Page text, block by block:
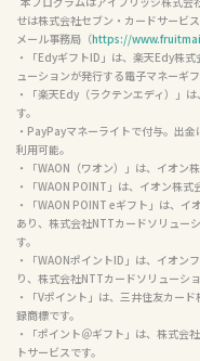
せは株式会社セブン・カードサービ
メール事務局（https://
・「EdyギフトID」は、楽天Edy株
ューションが発行する電子マネーギ
・「楽天Edy（ラクテンエディ）」
す。
・PayPayマネーライトで付与。出
利用可能。
・「WAON（ワオン）」は、イオン
・「WAON POINT」は、イオン株式
・「WAON POINT eギフト」は、
あり、株式会社NTTカードソリュー
す。
・「WAONポイントID」は、イオン
り、株式会社NTTカードソリューシ
・「Vポイント」は、三井住友カー
録商標です。
・「ポイント＠ギフト」は、株式会
トサービスです。